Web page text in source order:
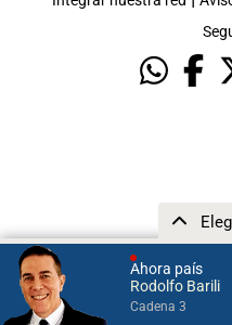
Ahora país
Rodolfo Barili
Cadena 3